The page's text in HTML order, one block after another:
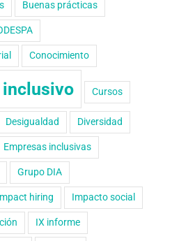
Buenas prácticas
Conocimiento
Cursos
Desigualdad Diversidad
Empresas inclusivas
Grupo DIA
hiring Impacto social
IX informe